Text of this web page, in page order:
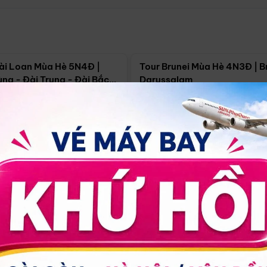
Loan Mùa Hè 5N4Đ |
- Đài Trung - Đài Bắc
18/09
Tour Brunei Mùa Hè 4N3Đ |
Darussalam
Hồ Chí Minh 4N3Đ
30/08 17/09 24/09
14.499.000đ Xem chi